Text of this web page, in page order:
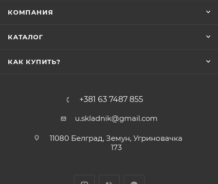
КОМПАНИЯ
КАТАЛОГ
КАК КУПИТЬ?
+381 63 7487 855
u.skladnik@gmail.com
11080 Белград, Земун, Угриновачка
173